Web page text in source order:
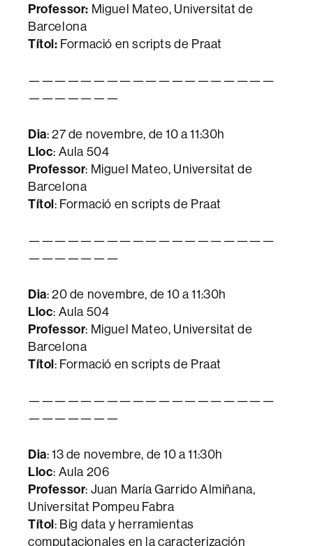
Professor: Miguel Mateo, Universitat de
Barcelona
Títol: Formació en scripts de Praat
———————————————————
———————
Dia: 27 de novembre, de 10 a 11:30h
Lloc: Aula 504
Professor: Miguel Mateo, Universitat de
Barcelona
Títol: Formació en scripts de Praat
———————————————————
———————
Dia: 20 de novembre, de 10 a 11:30h
Lloc: Aula 504
Professor: Miguel Mateo, Universitat de
Barcelona
Títol: Formació en scripts de Praat
———————————————————
———————
Dia: 13 de novembre, de 10 a 11:30h
Lloc: Aula 206
Professor: Juan María Garrido Almiñana,
Universitat Pompeu Fabra
Títol: Big data y herramientas
computacionales en la caracterización